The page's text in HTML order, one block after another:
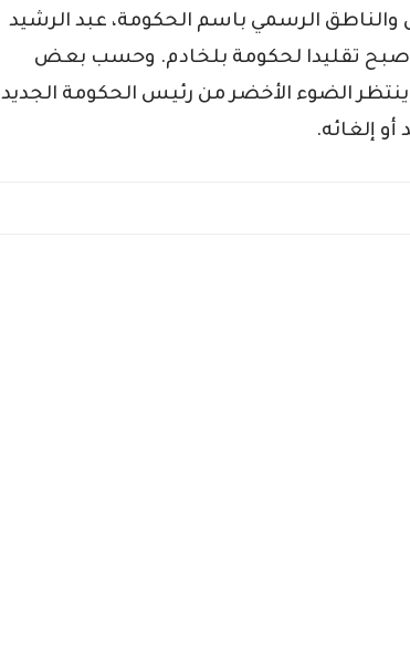
والناطق الرسمي باسم الحكومة، عبد الرشيد
أصبح تقليدا لحكومة بلخادم. وحسب بعض
ينتظر الضوء الأخضر من رئيس الحكومة الجديد
إلغائه.